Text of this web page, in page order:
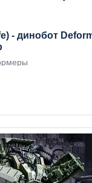
- динобот